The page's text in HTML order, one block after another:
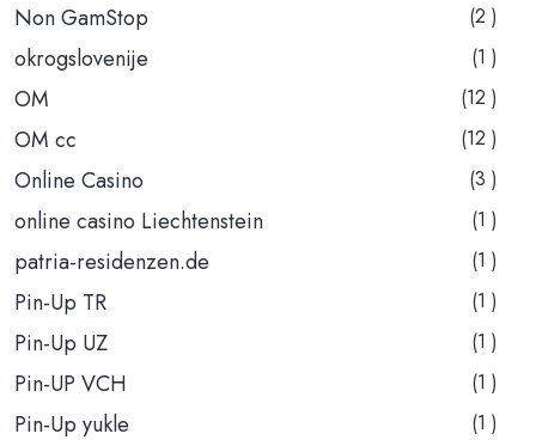
Non GamStop (2 )
okrogslovenije (1 )
OM (12 )
OM cc (12 )
Online Casino (3 )
online casino Liechtenstein (1 )
patria-residenzen.de (1 )
Pin-Up TR (1 )
Pin-Up UZ (1 )
Pin-UP VCH (1 )
Pin-Up yukle (1 )